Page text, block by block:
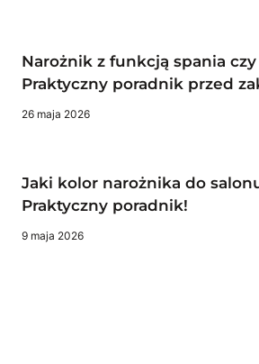
Narożnik z funkcją spania czy
Praktyczny poradnik przed
26 maja 2026
Jaki kolor narożnika do
Praktyczny poradnik!
9 maja 2026